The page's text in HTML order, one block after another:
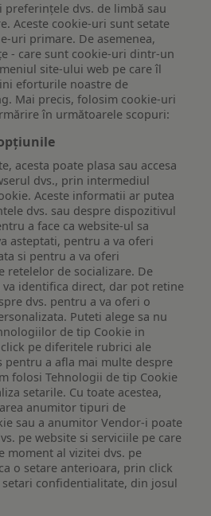
preferințele dvs. de limbă sau
Aceste cookie-uri sunt setate
uri primare. De asemenea,
- care sunt cookie-uri dintr-un
site-ului web pe care îl
eforturile noastre de
Mai precis, folosim cookie-uri
în următoarele scopuri:
acesta poate plasa sau accesa
dvs., prin intermediul
Aceste informatii ar putea
dvs. sau despre dispozitivul
a face ca website-ul sa
asteptati, pentru a va oferi
si pentru a va oferi
retelelor de socializare. De
identifica direct, dar pot retine
dvs. pentru a va oferi o
Puteti alege sa nu
de tip Cookie in
pe diferitele rubrici ale
pentru a afla mai multe despre
folosi Tehnologii de tip Cookie
setarile. Cu toate acestea,
anumitor tipuri de
sau a anumitor Vendor-i poate
pe website si serviciile pe care
moment al vizitei dvs. pe
o setare anterioara, prin click
confidentialitate, din josul